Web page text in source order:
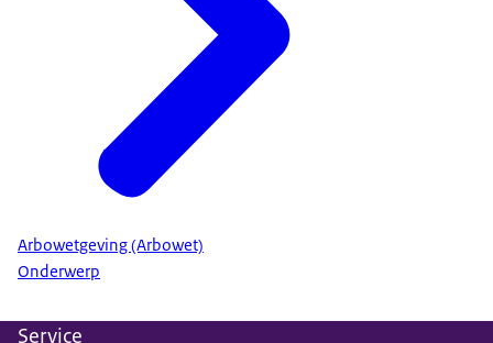
Arbowetgeving (Arbowet)
Onderwerp
Service